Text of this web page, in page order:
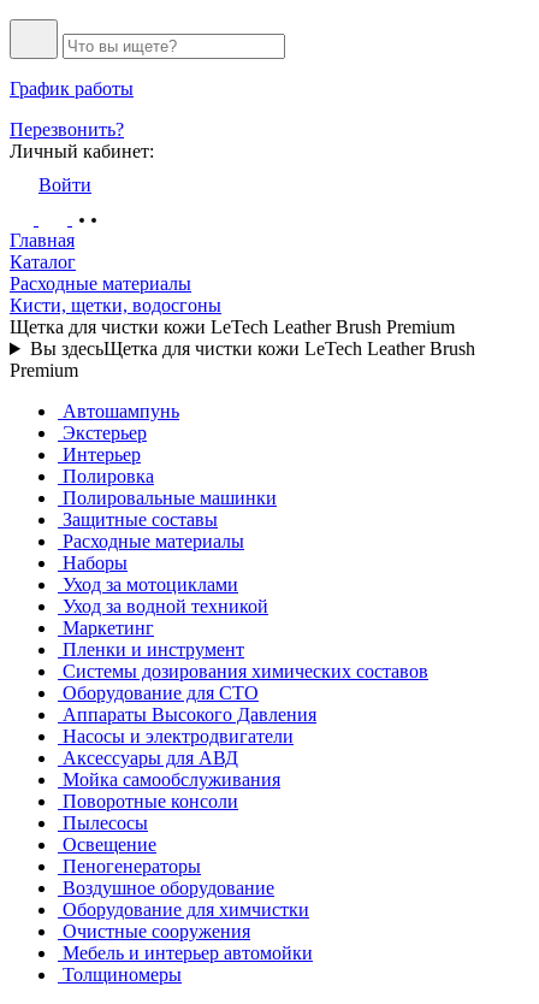
График работы
Перезвонить?
Личный кабинет:
Войти
Главная
Каталог
Расходные материалы
Кисти, щетки, водосгоны
Щетка для чистки кожи LeTech Leather Brush Premium
Вы здесьЩетка для чистки кожи LeTech Leather Brush
Premium
Автошампунь
Экстерьер
Интерьер
Полировка
Полировальные машинки
Защитные составы
Расходные материалы
Наборы
Уход за мотоциклами
Уход за водной техникой
Маркетинг
Пленки и инструмент
Системы дозирования химических составов
Оборудование для СТО
Аппараты Высокого Давления
Насосы и электродвигатели
Аксессуары для АВД
Мойка самообслуживания
Поворотные консоли
Пылесосы
Освещение
Пеногенераторы
Воздушное оборудование
Оборудование для химчистки
Очистные сооружения
Мебель и интерьер автомойки
Толщиномеры